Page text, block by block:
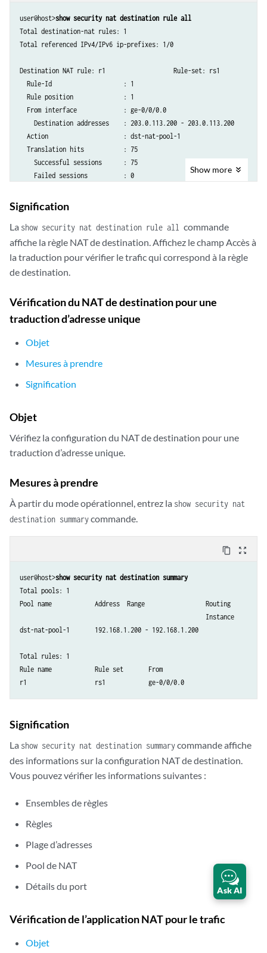
user@host>show security nat destination rule all
Total destination-nat rules: 1
Total referenced IPv4/IPv6 ip-prefixes: 1/0
Destination NAT rule: r1                   Rule-set: rs1
  Rule-Id                    : 1
  Rule position              : 1
  From interface             : ge-0/0/0.0
    Destination addresses    : 203.0.113.200 - 203.0.113.200
  Action                     : dst-nat-pool-1
  Translation hits           : 75
    Successful sessions      : 75
    Failed sessions          : 0
Show more
Signification
La show security nat destination rule all commande
affiche la règle NAT de destination. Affichez le champ Accès à
la traduction pour vérifier le trafic qui correspond à la règle
de destination.
Vérification du NAT de destination pour une
traduction d’adresse unique
Objet
Mesures à prendre
Signification
Objet
Vérifiez la configuration du NAT de destination pour une
traduction d’adresse unique.
Mesures à prendre
À partir du mode opérationnel, entrez la show security nat
destination summarycommande.
content_copy zoom_out_map
user@host>show security nat destination summary
Total pools: 1
Pool name            Address  Range                 Routing
Instance
dst-nat-pool-1       192.168.1.200 - 192.168.1.200
Total rules: 1
Rule name            Rule set       From
Signification
La show security nat destination summarycommande affiche
des informations sur la configuration NAT de destination.
Vous pouvez vérifier les informations suivantes :
Ensembles de règles
Règles
Plage d’adresses
Pool de NAT
Détails du port
Vérification de l’application NAT pour le trafic
Objet
Ask AI